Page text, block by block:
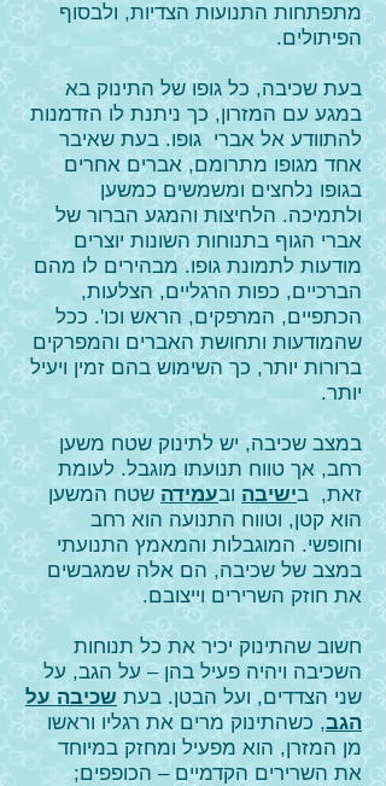
מתפתחות התנועות הצדיות, ולבסוף
הפיתולים.
בעת שכיבה, כל גופו של התינוק בא
במגע עם המזרון, כך ניתנת לו הזדמנות
להתוודע אל אברי גופו. בעת שאיבר
אחד מגופו מתרומם, אברים אחרים
בגופו נלחצים ומשמשים כמשען
ולתמיכה. הלחיצות והמגע הברור של
אברי הגוף בתנוחות השונות יוצרים
מודעות לתמונת גופו. מבהירים לו מהם
הברכיים, כפות הרגליים, הצלעות,
הכתפיים, המרפקים, הראש וכו'. ככל
שהמודעות ותחושת האברים והמפרקים
ברורות יותר, כך השימוש בהם זמין ויעיל
יותר.
במצב שכיבה, יש לתינוק שטח משען
רחב, אך טווח תנועתו מוגבל. לעומת
זאת, בישיבה ובעמידה שטח המשען
הוא קטן, וטווח התנועה הוא רחב
וחופשי. המוגבלות והמאמץ התנועתי
במצב של שכיבה, הם אלה שמגבשים
את חוזק השרירים וייצובם.
חשוב שהתינוק יכיר את כל תנוחות
השכיבה ויהיה פעיל בהן – על הגב, על
שני הצדדים, ועל הבטן. בעת שכיבה על
הגב, כשהתינוק מרים את רגליו וראשו
מן המזרן, הוא מפעיל ומחזק במיוחד
את השרירים הקדמיים – הכופפים;